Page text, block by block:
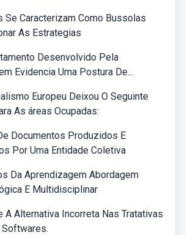
Se Caracterizam Como Bussolas
As Estrategias
Desenvolvido Pela
Evidencia Uma Postura De...
Europeu Deixou O Seguinte
As áreas Ocupadas:
Documentos Produzidos E
Por Uma Entidade Coletiva
Da Aprendizagem Abordagem
E Multidisciplinar
A Alternativa Incorreta Nas Tratativas